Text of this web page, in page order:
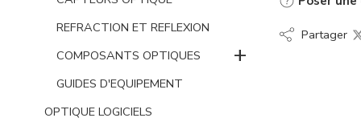
Partager
REFRACTION ET REFLEXION
COMPOSANTS OPTIQUES
+
GUIDES D'EQUIPEMENT
OPTIQUE LOGICIELS